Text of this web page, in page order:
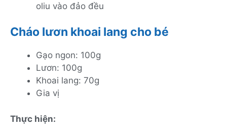
oliu vào đảo đều
Cháo lươn khoai lang cho bé
Gạo ngon: 100g
Lươn: 100g
Khoai lang: 70g
Gia vị
Thực hiện: